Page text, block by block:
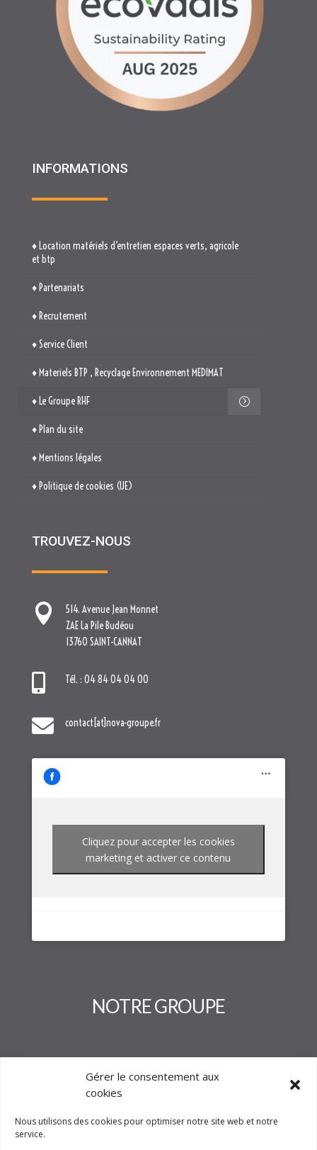
Gérer le consentement aux
cookies
Nous utilisons des cookies pour optimiser notre site web et notre
service.
INFORMATIONS
♦ Location matériels d’entretien espaces verts, agricole
et btp
♦ Partenariats
♦ Recrutement
♦ Service Client
♦ Materiels BTP , Recyclage Environnement MEDIMAT
♦ Le Groupe RHF
♦ Plan du site
♦ Mentions légales
♦ Politique de cookies (UE)
TROUVEZ-NOUS

514. Avenue Jean Monnet
ZAE La Pile Budéou
13760 SAINT-CANNAT
 Tél. : 04 84 04 04 00
 contact[at]nova-groupe.fr
Cliquez pour accepter les cookies
marketing et activer ce contenu
NOTRE GROUPE